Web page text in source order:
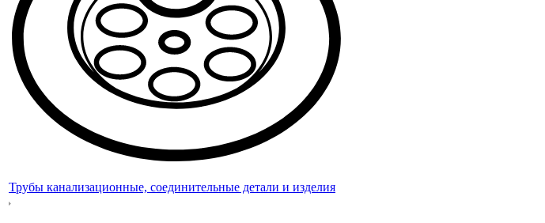
Трубы канализационные, соединительные детали и изделия